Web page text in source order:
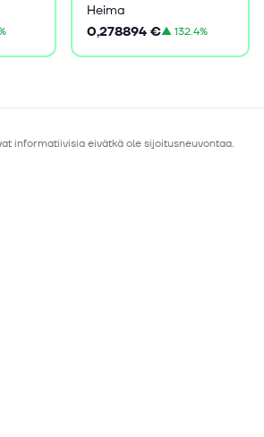
Heima
0,278894 €▲132.4%
informatiivisia eivätkä ole sijoitusneuvontaa.